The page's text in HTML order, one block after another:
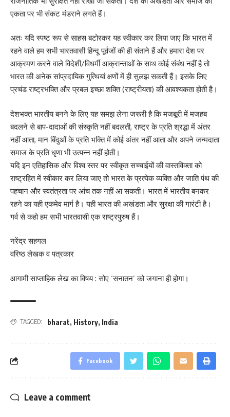
एकता पर भी संकट मंडराने लगते हैं।
अतः यदि स्पष्ट रूप से साहस बटोरकर यह स्वीकार कर लिया जाए कि भारत में
रहने वाले हम सभी भारतवासी हिन्दू पूर्वजों की ही संताने हैं और हमारा देश पर
आक्रमण करने वाले विदेशी/विधर्मी आक्रान्ताओं के साथ कोई संबंध नहीं है तो
भारत की अनेक सांप्रदायिक गुत्थियां क्षणों में ही सुलझ सकती हैं। इसके लिए
प्रचंड राष्ट्रभक्ति और प्रबल इच्छा शक्ति (राष्ट्रीयता) की आवश्यकता होती है।
देशभक्त भारतीय बनने के लिए यह समझ लेना जरूरी है कि मजबूरी में मजहब
बदलने से बाप-दादाओं की संस्कृति नहीं बदलती, राष्ट्र के प्रति श्रद्धा में अंतर
नहीं आता, मान बिंदुओं के प्रति भक्ति में कोई अंतर नहीं आता और अपने जन्मदाता
समाज के प्रति धृणा भी उत्पन्न नहीं होती।
यदि इन एतिहासिक और विश्व स्तर पर स्वीकृत सच्चाईयों की वास्तविक्ता को
राष्ट्रहित में स्वीकार कर लिया जाए तो भारत के प्रत्येक व्यक्ति और जाति पंथ की
पहचान और स्वतंत्रता पर आंच तक नहीं आ सकती। भारत में भारतीय बनकर
रहने का यही एकमेव मार्ग है। यही भारत की अखंडता और सुरक्षा की गारंटी है।
गर्व से कहो हम सभी भारतवासी एक राष्ट्रपुरुष हैं।
नरेंद्र सहगल
वरिष्ठ लेखक व पत्रकार
आगामी साप्ताहिक लेख का विषय : सोए ‘सनातन’ को जगाना ही होगा।
TAGGED: bharat, History, India
Facebook
Leave a comment